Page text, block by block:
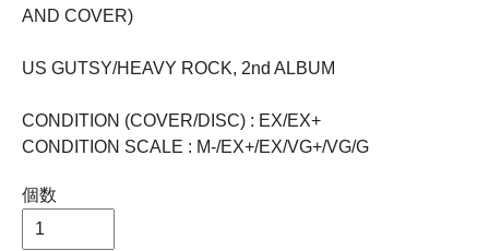
AND COVER)
US GUTSY/HEAVY ROCK, 2nd ALBUM
CONDITION (COVER/DISC) : EX/EX+
CONDITION SCALE : M-/EX+/EX/VG+/VG/G
個数